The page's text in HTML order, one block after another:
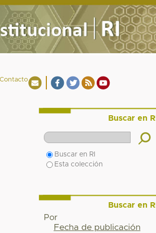
Buscar en RI
Buscar en RI
Esta colección
Buscar en RI
Por
Fecha de publicación